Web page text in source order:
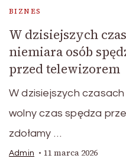
BIZNES
W dzisiejszych
niemiara osób
przed telewizorem
W dzisiejszych
wolny czas spędza
zdołamy …
Admin 11 marca 2026